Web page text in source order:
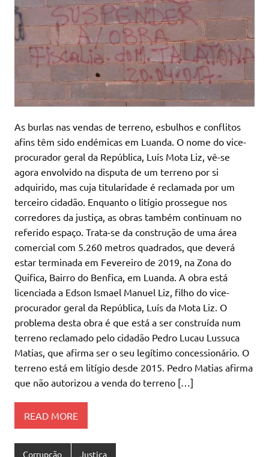
As burlas nas vendas de terreno, esbulhos e conflitos
afins têm sido endémicas em Luanda. O nome do vice-
procurador geral da República, Luís Mota Liz, vê-se
agora envolvido na disputa de um terreno por si
adquirido, mas cuja titularidade é reclamada por um
terceiro cidadão. Enquanto o litígio prossegue nos
corredores da justiça, as obras também continuam no
referido espaço. Trata-se da construção de uma área
comercial com 5.260 metros quadrados, que deverá
estar terminada em Fevereiro de 2019, na Zona do
Quifica, Bairro do Benfica, em Luanda. A obra está
licenciada a Edson Ismael Manuel Liz, filho do vice-
procurador geral da República, Luís da Mota Liz. O
problema desta obra é que está a ser construída num
terreno reclamado pelo cidadão Pedro Lucau Lussuca
Matias, que afirma ser o seu legítimo concessionário. O
terreno está em litígio desde 2015. Pedro Matias afirma
que não autorizou a venda do terreno […]
READ MORE
Corrupção Justiça